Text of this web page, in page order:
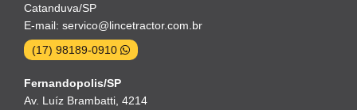
Catanduva/SP
E-mail: servico@lincetractor.com.br
(17) 98189-0910
Fernandopolis/SP
Av. Luíz Brambatti, 4214